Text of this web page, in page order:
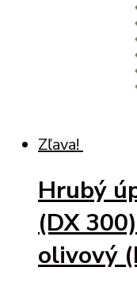
Zľava!
Hrubý
(DX
olivový